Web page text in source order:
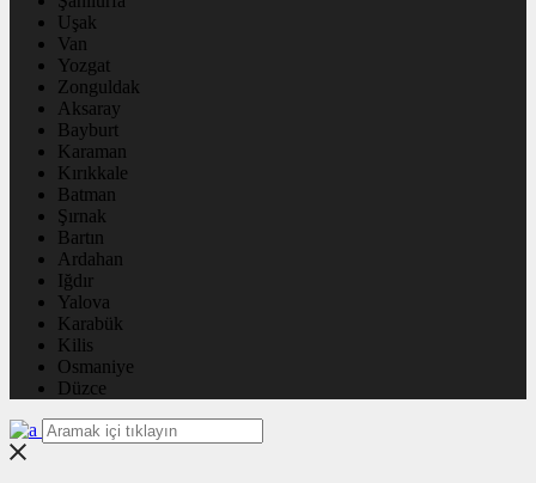
Uşak
Van
Yozgat
Zonguldak
Aksaray
Bayburt
Karaman
Kırıkkale
Batman
Şırnak
Bartın
Ardahan
Iğdır
Yalova
Karabük
Kilis
Osmaniye
Düzce